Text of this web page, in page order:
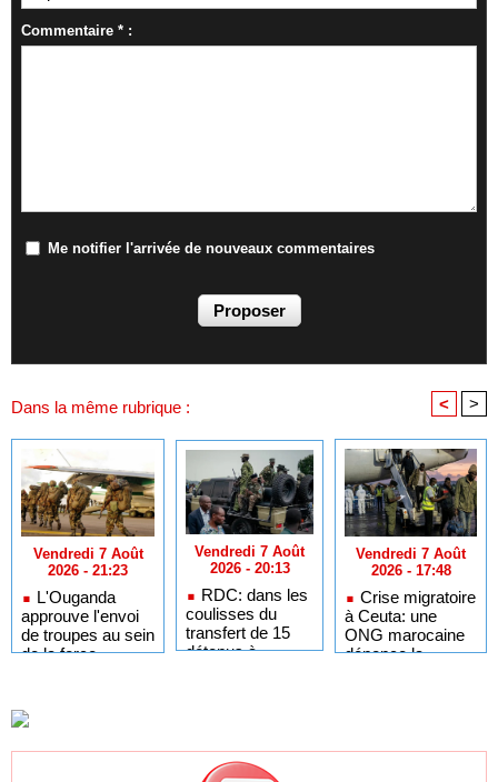
Commentaire * :
Me notifier l'arrivée de nouveaux commentaires
Dans la même rubrique : < >
Vendredi 7 Août
2026 - 21:23
L'Ouganda
approuve l'envoi
de troupes au sein
de la force
Vendredi 7 Août
2026 - 20:13
RDC: dans les
coulisses du
transfert de 15
détenus à
Vendredi 7 Août
2026 - 17:48
Crise migratoire
à Ceuta: une
ONG marocaine
dénonce la